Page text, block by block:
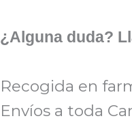
al
¿Alguna duda?
Recogida en
Envíos a toda